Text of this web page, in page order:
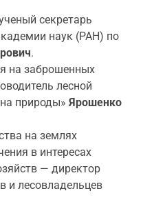
секретарь
наук (РАН) по
.
на заброшенных
лесной
природы» Ярошенко
на землях
в интересах
— директор
и лесовладельцев